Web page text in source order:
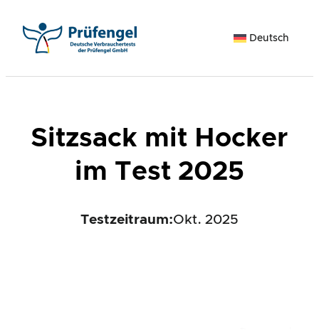
Inhalt
springen
Deutsch
Sitzsack mit Hocker
im Test 2025
Testzeitraum:Okt. 2025